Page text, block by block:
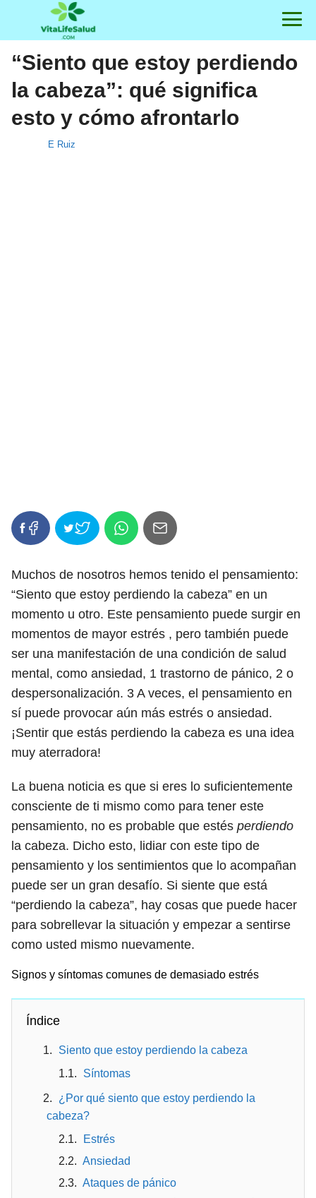
“Siento que estoy perdiendo
la cabeza”: qué significa
esto y cómo afrontarlo
E Ruiz
Muchos de nosotros hemos tenido el pensamiento:
“Siento que estoy perdiendo la cabeza” en un
momento u otro. Este pensamiento puede surgir en
momentos de mayor estrés , pero también puede
ser una manifestación de una condición de salud
mental, como ansiedad, 1 trastorno de pánico, 2 o
despersonalización. 3 A veces, el pensamiento en
sí puede provocar aún más estrés o ansiedad.
¡Sentir que estás perdiendo la cabeza es una idea
muy aterradora!
La buena noticia es que si eres lo suficientemente
consciente de ti mismo como para tener este
pensamiento, no es probable que estés perdiendo
la cabeza. Dicho esto, lidiar con este tipo de
pensamiento y los sentimientos que lo acompañan
puede ser un gran desafío. Si siente que está
“perdiendo la cabeza”, hay cosas que puede hacer
para sobrellevar la situación y empezar a sentirse
como usted mismo nuevamente.
Signos y síntomas comunes de demasiado estrés
Índice
Siento que estoy perdiendo la cabeza
Síntomas
¿Por qué siento que estoy perdiendo la
cabeza?
Estrés
Ansiedad
Ataques de pánico